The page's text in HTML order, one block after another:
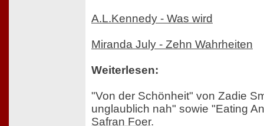
A.L.Kennedy - Was wird
Miranda July - Zehn Wahrheiten
Weiterlesen:
"Von der Schönheit" von Zadie
unglaublich nah" sowie "Eating
Safran Foer.